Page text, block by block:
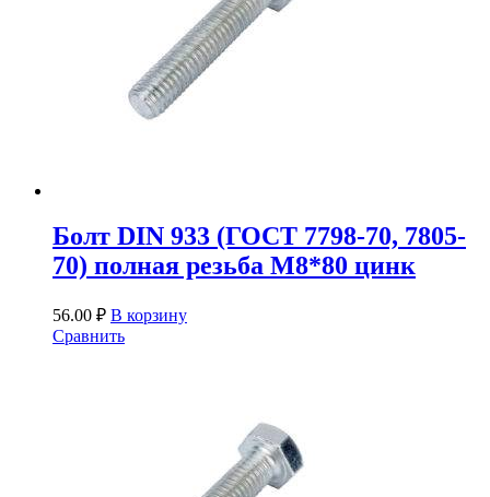
Болт DIN 933 (ГОСТ 7798-70, 7805-
70) полная резьба М8*80 цинк
56.00 ₽ В корзину
Сравнить